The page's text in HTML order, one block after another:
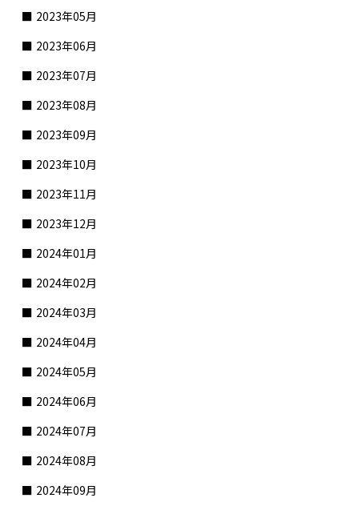
2023年05月
2023年06月
2023年07月
2023年08月
2023年09月
2023年10月
2023年11月
2023年12月
2024年01月
2024年02月
2024年03月
2024年04月
2024年05月
2024年06月
2024年07月
2024年08月
2024年09月